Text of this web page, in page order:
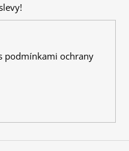
podmínkami ochrany